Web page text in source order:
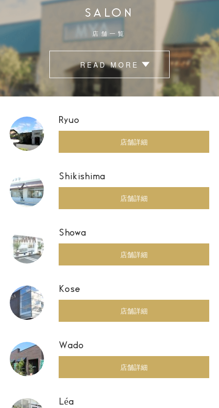
SALON
店舗一覧
READ MORE
Ryuo
店舗詳細
Shikishima
店舗詳細
Showa
店舗詳細
Kose
店舗詳細
Wado
店舗詳細
Léa